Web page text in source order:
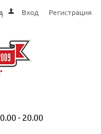
Вход Регистрация
- 20.00